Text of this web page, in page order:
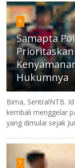
6
Samapta
Hukumnya
Bima, SentralNTB.
kembali menggelar
yang dimulai sejak
7